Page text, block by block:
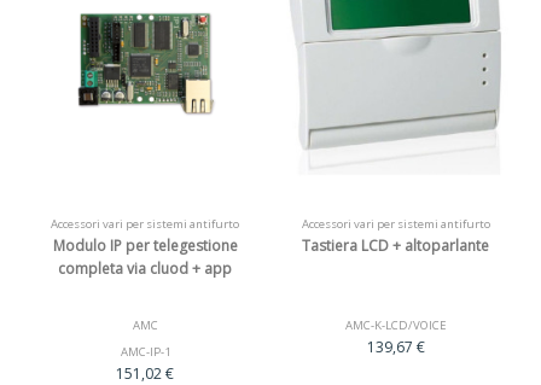
Accessori vari per sistemi antifurto
Modulo IP per telegestione
completa via cluod + app
AMC
AMC-IP-1
151,02 €
Accessori vari per sistemi antifurto
Tastiera LCD + altoparlante
AMC-K-LCD/VOICE
139,67 €